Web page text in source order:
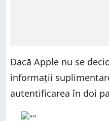
Dacă Apple nu se
informații
autentificarea în doi